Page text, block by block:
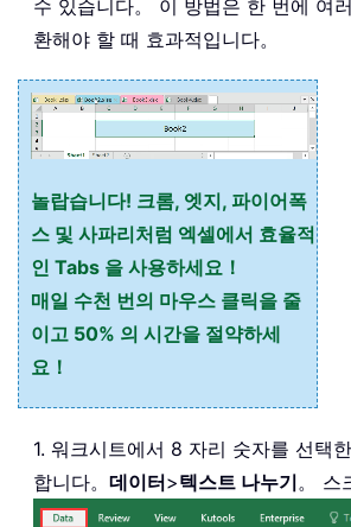
수 있습니다。 이 방법은 한 번에 여
환해야 할 때 효과적입니다。
놀랍습니다! 크롬, 엣지, 파이어폭
스 및 사파리처럼 엑셀에서 효율적
인 Tabs 을 사용하세요！
매일 수천 번의 마우스 클릭을 줄
이고 50% 의 시간을 절약하세
요！
1. 워크시트에서 8 자리 숫자를 선택
합니다。 데이터>텍스트 나누기。 스